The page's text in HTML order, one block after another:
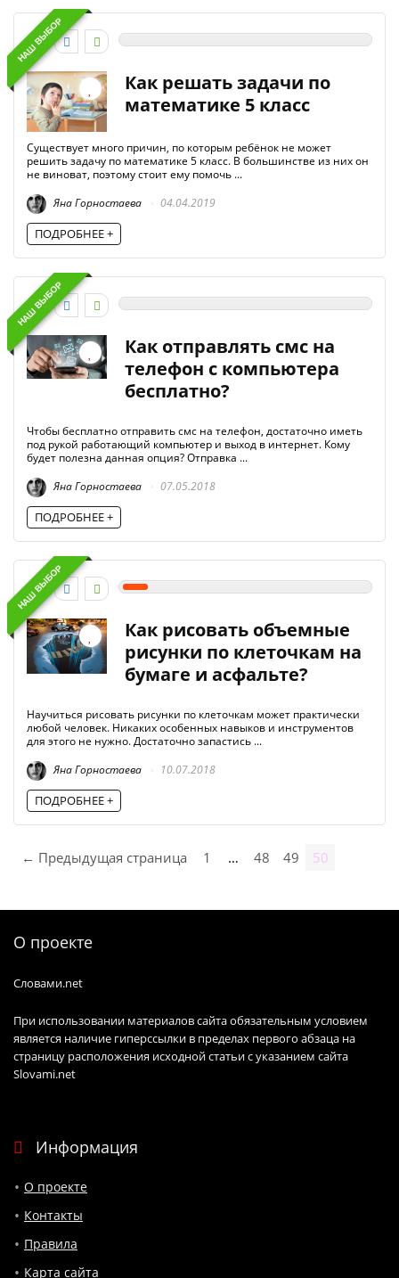
НАШ ВЫБОР
0
Как решать задачи по
математике 5 класс
Существует много причин, по которым ребёнок не может
решить задачу по математике 5 класс. В большинстве из них он
не виноват, поэтому стоит ему помочь ...
Яна Горностаева
04.04.2019
ПОДРОБНЕЕ +
НАШ ВЫБОР
0
Как отправлять смс на
телефон с компьютера
бесплатно?
Чтобы бесплатно отправить смс на телефон, достаточно иметь
под рукой работающий компьютер и выход в интернет. Кому
будет полезна данная опция? Отправка ...
Яна Горностаева
07.05.2018
ПОДРОБНЕЕ +
НАШ ВЫБОР
1
Как рисовать объемные
рисунки по клеточкам на
бумаге и асфальте?
Научиться рисовать рисунки по клеточкам может практически
любой человек. Никаких особенных навыков и инструментов
для этого не нужно. Достаточно запастись ...
Яна Горностаева
10.07.2018
ПОДРОБНЕЕ +
← Предыдущая страница 1 … 48 49 50
О проекте
Словами.net
При использовании материалов сайта обязательным условием
является наличие гиперссылки в пределах первого абзаца на
страницу расположения исходной статьи с указанием сайта
Slovami.net
Информация
О проекте
Контакты
Правила
Карта сайта